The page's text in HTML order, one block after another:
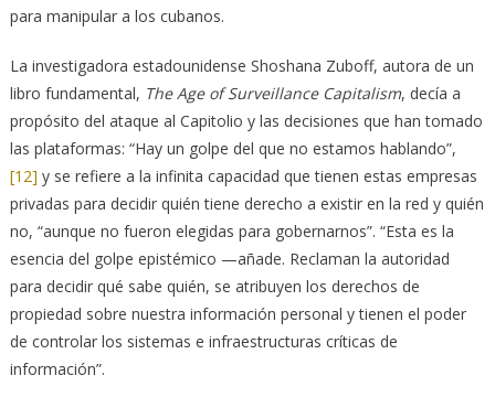
para manipular a los cubanos.
La investigadora estadounidense Shoshana Zuboff, autora de un
libro fundamental, The Age of Surveillance Capitalism, decía a
propósito del ataque al Capitolio y las decisiones que han tomado
las plataformas: “Hay un golpe del que no estamos hablando”,
[12] y se refiere a la infinita capacidad que tienen estas empresas
privadas para decidir quién tiene derecho a existir en la red y quién
no, “aunque no fueron elegidas para gobernarnos”. “Esta es la
esencia del golpe epistémico —añade. Reclaman la autoridad
para decidir qué sabe quién, se atribuyen los derechos de
propiedad sobre nuestra información personal y tienen el poder
de controlar los sistemas e infraestructuras críticas de
información”.